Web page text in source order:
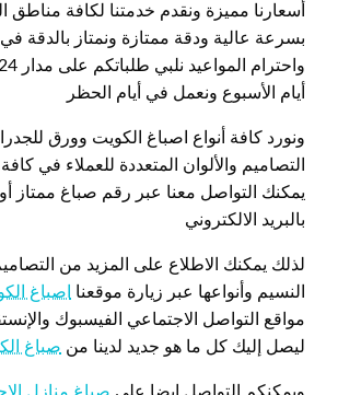
أسعارنا مميزة ونقدم خدمتنا لكافة مناطق
بسرعة عالية ودقة ممتازة ونمتاز بالدقة في
أيام الأسبوع ونعمل في أيام الحظر
ونورد كافة أنواع اصباغ الكويت وورق
التصاميم والألوان المتعددة للعملاء في
يمكنك التواصل معنا عبر رقم صباغ ممتاز
بالبريد الالكتروني
لذلك يمكنك الاطلاع على المزيد من
النسيم وأنواعها عبر زيارة موقعنا
اصباغ
مواقع التواصل الاجتماعي الفيسبوك
ليصل إليك كل ما هو جديد لدينا من صباغ
ويمكنكم التواصل ايضا على صباغ منازل